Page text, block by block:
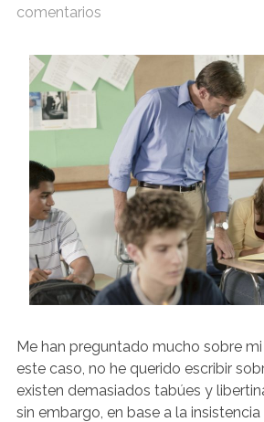
comentarios
Me han preguntado mucho sobre
este caso, no he querido escribir
existen demasiados tabúes y
sin embargo, en base a la